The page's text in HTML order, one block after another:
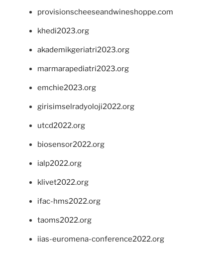
provisionscheeseandwineshoppe.com
khedi2023.org
akademikgeriatri2023.org
marmarapediatri2023.org
emchie2023.org
girisimselradyoloji2022.org
utcd2022.org
biosensor2022.org
ialp2022.org
klivet2022.org
ifac-hms2022.org
taoms2022.org
iias-euromena-conference2022.org